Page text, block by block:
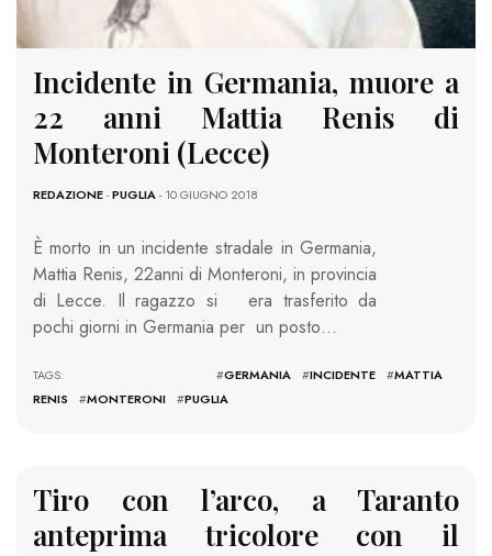
Incidente in Germania, muore a
22 anni Mattia Renis di
Monteroni (Lecce)
REDAZIONE-PUGLIA- 10 GIUGNO 2018
È morto in un incidente stradale in Germania,
Mattia Renis, 22anni di Monteroni, in provincia
di Lecce. Il ragazzo si era trasferito da
pochi giorni in Germania per un posto…
TAGS: #GERMANIA #INCIDENTE #MATTIA
RENIS
#MONTERONI #PUGLIA
Tiro con l’arco, a Taranto
anteprima tricolore con il